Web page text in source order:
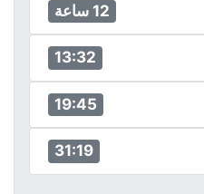
12 ساعة
13:32
19:45
31:19